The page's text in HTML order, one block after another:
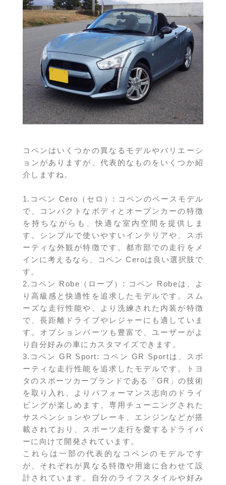
コペンはいくつかの異なるモデルやバリエーシ
ョンがありますが、代表的なものをいくつか紹
介しますね。
1.コペン Cero（セロ）: コペンのベースモデル
で、コンパクトなボディとオープンカーの特徴
を持ちながらも、快適な室内空間を提供しま
す。シンプルで使いやすいインテリアや、スポ
ーティな外観が特徴です。都市部での走行をメ
インに考えるなら、コペン Ceroは良い選択肢で
す。
2.コペン Robe（ローブ）: コペン Robeは、よ
り高級感と快適性を追求したモデルです。スム
ーズな走行性能や、より洗練された内装が特徴
で、長距離ドライブやレジャーにも適していま
す。オプションパーツも豊富で、ユーザーがよ
り自分好みの車にカスタマイズできます。
3.コペン GR Sport: コペン GR Sportは、スポ
ーティな走行性能を追求したモデルです。トヨ
タのスポーツカーブランドである「GR」の技術
を取り入れ、よりパフォーマンス志向のドライ
ビングが楽しめます。専用チューニングされた
サスペンションやブレーキ、エンジンなどが搭
載されており、スポーツ走行を愛するドライバ
ーに向けて開発されています。
これらは一部の代表的なコペンのモデルです
が、それぞれが異なる特徴や用途に合わせて設
計されています。自分のライフスタイルや好み